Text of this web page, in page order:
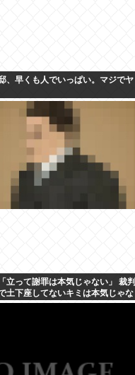
、早くも人でいっぱい。マジでヤ
立って謝罪は本気じゃない」 裁判
土下座してないキミは本気じゃな